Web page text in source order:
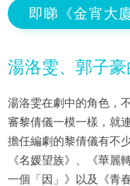
即睇《金宵大
湯洛雯、郭子
湯洛雯在劇中的角色，
審黎倩儀一模一樣，就
擔任編劇的黎倩儀有不
《名媛望族》、《華麗
一個「因」》以及《青